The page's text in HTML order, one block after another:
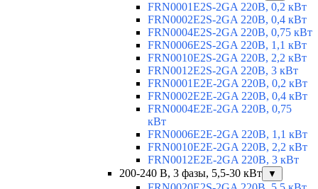
FRN0001E2S-2GA 220В, 0,2 кВт
FRN0002E2S-2GA 220В, 0,4 кВт
FRN0004E2S-2GA 220В, 0,75 кВт
FRN0006E2S-2GA 220В, 1,1 кВт
FRN0010E2S-2GA 220В, 2,2 кВт
FRN0012E2S-2GA 220В, 3 кВт
FRN0001E2E-2GA 220В, 0,2 кВт
FRN0002E2E-2GA 220В, 0,4 кВт
FRN0004E2E-2GA 220В, 0,75
кВт
FRN0006E2E-2GA 220В, 1,1 кВт
FRN0010E2E-2GA 220В, 2,2 кВт
FRN0012E2E-2GA 220В, 3 кВт
200-240 В, 3 фазы, 5,5-30 кВт
▼